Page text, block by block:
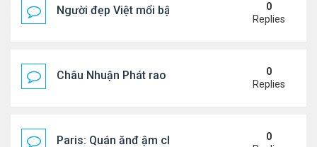
Người đẹp Việt mổi bật giữa dàn sao châu Á
0
Replies
Châu Nhuận Phát rao bán tài sản
0
Replies
Paris: Quán ănđ ậm chất Việt đông kín khách chờ
0